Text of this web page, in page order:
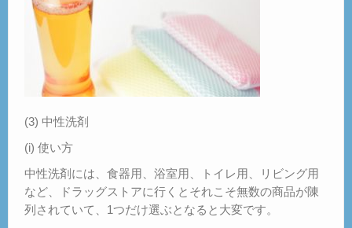
(3) 中性洗剤
(i) 使い方
中性洗剤には、食器用、浴室用、トイレ用、リビング用
など、ドラッグストアに行くとそれこそ無数の商品が陳
列されていて、1つだけ選ぶとなると大変です。